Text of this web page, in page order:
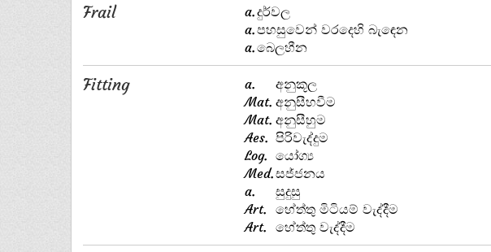
Frail a.දුර්වල
a.පහසුවෙන් වරදෙහි බැඳෙන
a.බෙලහීන
Fitting a.
අනුකූල
Mat. අනුසීහවීම
Mat. අනුසීහුම
Aes. පිරිවැද්දුම
Log. යෝග්‍ය
Med.සජ්ජනය
a.
සුදුසු
Art.
හේත්තු මිටියම් වැද්දීම
Art.
හේත්තු වැද්දීම